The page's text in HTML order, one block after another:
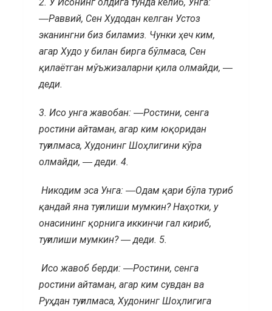
―Раввий, Сен Худодан келган Устоз
эканингни биз биламиз. Чунки ҳеч ким,
агар Худо у билан бирга бўлмаса, Сен
қилаётган мўъжизаларни қила олмайди, ―
деди.
3. Исо унга жавобан: ―Ростини, сенга
ростини айтаман, агар ким юқоридан
туғилмаса, Худонинг Шоҳлигини кўра
олмайди, ― деди. 4.
Никодим эса Унга: ―Одам қари бўла туриб
қандай яна туғилиши мумкин? Наҳотки, у
онасининг қорнига иккинчи гал кириб,
туғилиши мумкин? ― деди. 5.
Исо жавоб берди: ―Ростини, сенга
ростини айтаман, агар ким сувдан ва
Руҳдан туғилмаса, Худонинг Шоҳлигига